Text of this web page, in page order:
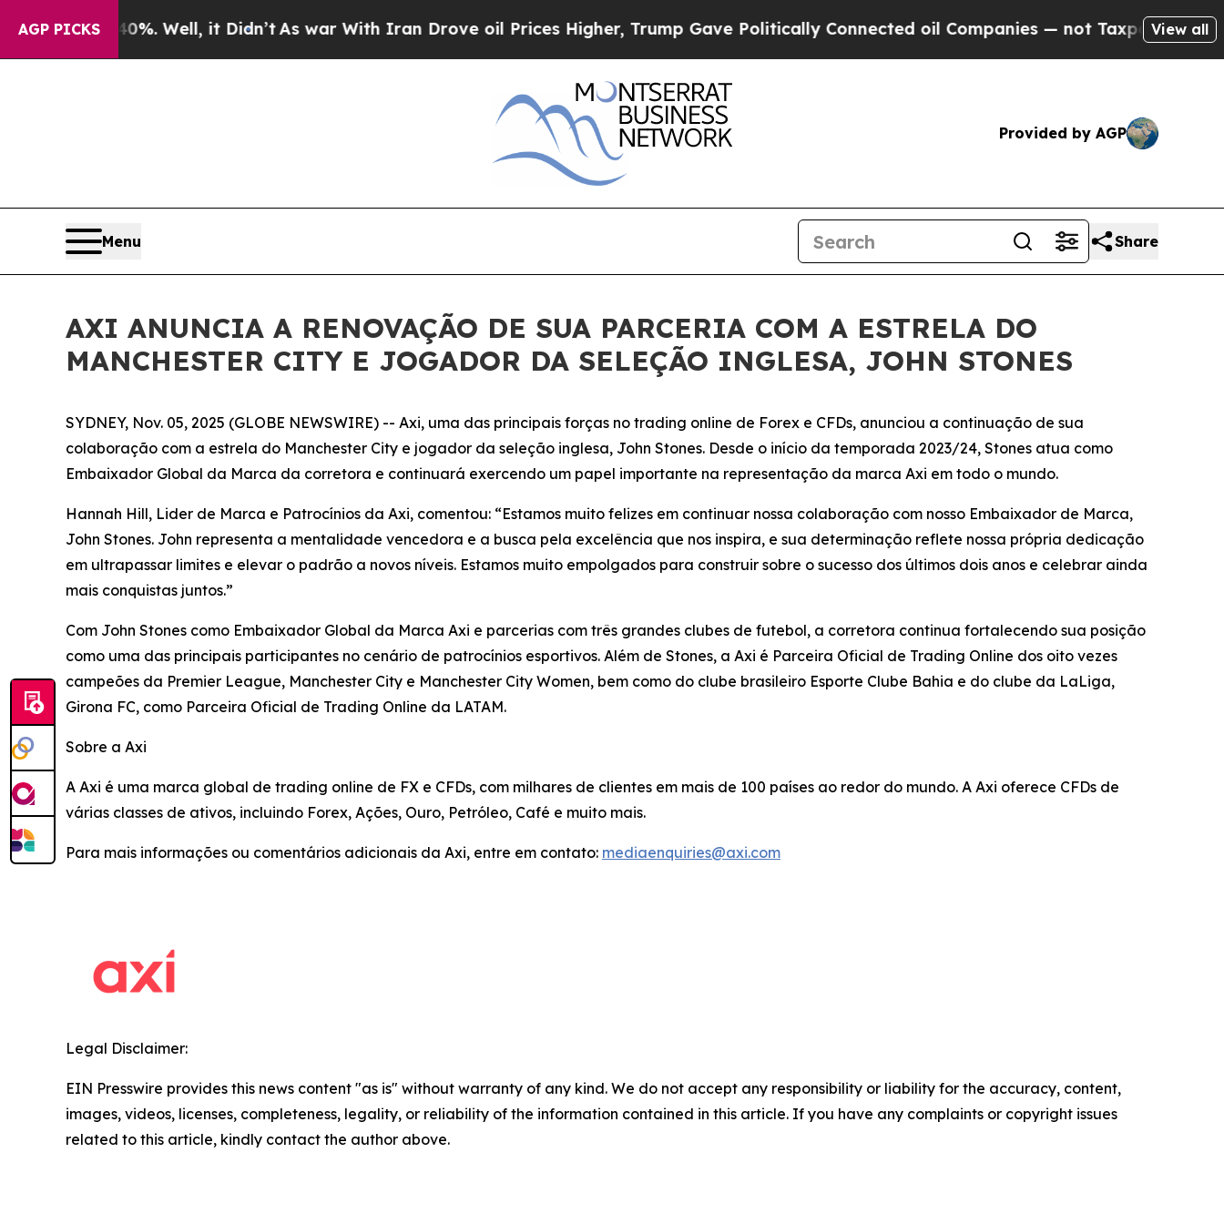
AGP PICKS40%. Well, it Didn’tAs war With Iran Drove oil Prices Higher, Trump Gave Politically Connected oil Companies — not Taxpayers — theView all
Provided by AGP
Menu Share
AXI ANUNCIA A RENOVAÇÃO DE SUA PARCERIA COM A ESTRELA DO
MANCHESTER CITY E JOGADOR DA SELEÇÃO INGLESA, JOHN STONES
SYDNEY, Nov. 05, 2025 (GLOBE NEWSWIRE) -- Axi, uma das principais forças no trading online de Forex e CFDs, anunciou a continuação de sua
colaboração com a estrela do Manchester City e jogador da seleção inglesa, John Stones. Desde o início da temporada 2023/24, Stones atua como
Embaixador Global da Marca da corretora e continuará exercendo um papel importante na representação da marca Axi em todo o mundo.
Hannah Hill, Lider de Marca e Patrocínios da Axi, comentou: “Estamos muito felizes em continuar nossa colaboração com nosso Embaixador de Marca,
John Stones. John representa a mentalidade vencedora e a busca pela excelência que nos inspira, e sua determinação reflete nossa própria dedicação
em ultrapassar limites e elevar o padrão a novos níveis. Estamos muito empolgados para construir sobre o sucesso dos últimos dois anos e celebrar ainda
mais conquistas juntos.”
Com John Stones como Embaixador Global da Marca Axi e parcerias com três grandes clubes de futebol, a corretora continua fortalecendo sua posição
como uma das principais participantes no cenário de patrocínios esportivos. Além de Stones, a Axi é Parceira Oficial de Trading Online dos oito vezes
campeões da Premier League, Manchester City e Manchester City Women, bem como do clube brasileiro Esporte Clube Bahia e do clube da LaLiga,
Girona FC, como Parceira Oficial de Trading Online da LATAM.
Sobre a Axi
A Axi é uma marca global de trading online de FX e CFDs, com milhares de clientes em mais de 100 países ao redor do mundo. A Axi oferece CFDs de
várias classes de ativos, incluindo Forex, Ações, Ouro, Petróleo, Café e muito mais.
Para mais informações ou comentários adicionais da Axi, entre em contato: mediaenquiries@axi.com
Legal Disclaimer:
EIN Presswire provides this news content "as is" without warranty of any kind. We do not accept any responsibility or liability for the accuracy, content,
images, videos, licenses, completeness, legality, or reliability of the information contained in this article. If you have any complaints or copyright issues
related to this article, kindly contact the author above.